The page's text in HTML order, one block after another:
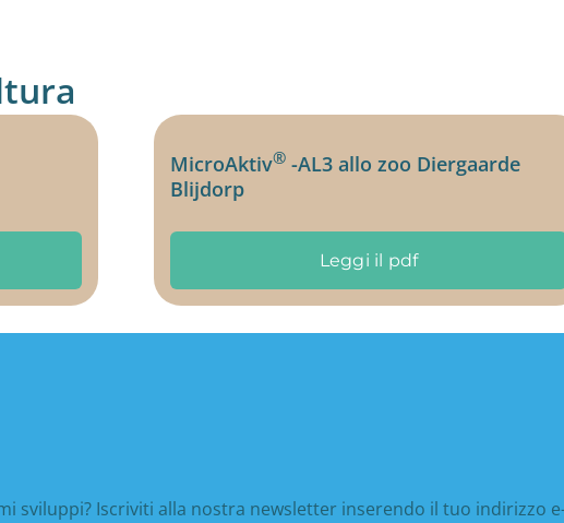
MicroAktiv® -AL3 allo zoo Diergaarde
Blijdorp
Leggi il pdf
sviluppi? Iscriviti alla nostra newsletter inserendo il tuo indirizzo